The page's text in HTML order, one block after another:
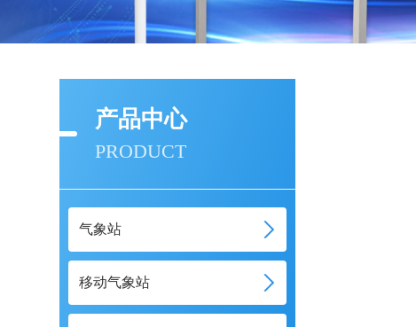
产品中心
PRODUCT
气象站
移动气象站